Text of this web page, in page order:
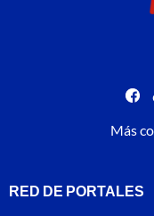
Más
RED DE PORTALES